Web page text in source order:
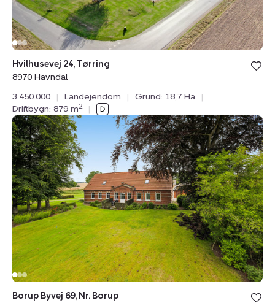
Hvilhusevej 24, Tørring
8970 Havndal
3.450.000
| Landejendom | Grund: 18,7 Ha
|
Driftbygn: 879 m2 |
Landejendom:
Borup
Byvej
69,
Nr.
Borup,
8920
Randers
NV
Borup Byvej 69, Nr. Borup